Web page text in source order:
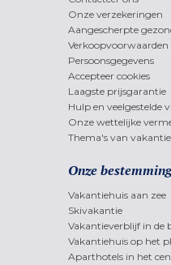
Onze verzekeringen
Aangescherpte
Verkoopvoorwaarden
Persoonsgegevens
Accepteer cookies
Laagste prijsgarantie
Hulp en veelgestelde
Onze wettelijke
Thema's van
Onze
Vakantiehuis aan zee
Skivakantie
Vakantieverblijf in de
Vakantiehuis op het
Aparthotels in het